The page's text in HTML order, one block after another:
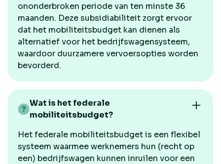
ononderbroken periode van ten minste 36
maanden. Deze subsidiabiliteit zorgt ervoor
dat het mobiliteitsbudget kan dienen als
alternatief voor het bedrijfswagensysteem,
waardoor duurzamere vervoersopties worden
bevorderd.
Wat is het federale
mobiliteitsbudget?
Het federale mobiliteitsbudget is een flexibel
systeem waarmee werknemers hun (recht op
een) bedrijfswagen kunnen inruilen voor een